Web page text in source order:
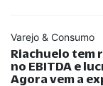
Varejo & Consumo
Riachuelo tem
no EBITDA e
Agora vem a